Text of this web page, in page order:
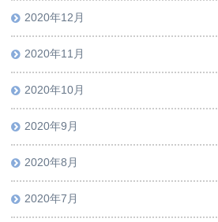
2020年12月
2020年11月
2020年10月
2020年9月
2020年8月
2020年7月